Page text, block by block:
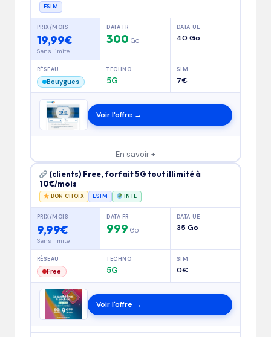
ESIM
PRIX/MOIS
19,99€
Sans limite
DATA FR
300 Go
DATA UE
40 Go
RÉSEAU
Bouygues
TECHNO
5G
SIM
7€
Voir l'offre →
En savoir +
(clients) Free, forfait 5G tout illimité à
10€/mois
BON CHOIX ESIM INTL
PRIX/MOIS
9,99€
Sans limite
DATA FR
999 Go
DATA UE
35 Go
RÉSEAU
Free
TECHNO
5G
SIM
0€
Voir l'offre →